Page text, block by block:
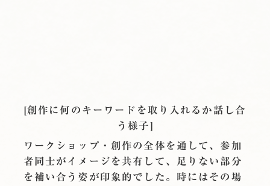
[創作に何のキーワードを取り入れるか話し合
う様子]
ワークショップ・創作の全体を通して、参加
者同士がイメージを共有して、足りない部分
を補い合う姿が印象的でした。時にはその場